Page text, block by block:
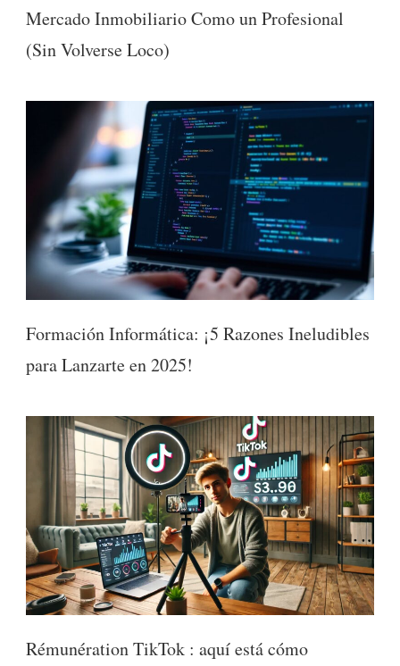
Mercado Inmobiliario Como un Profesional
(Sin Volverse Loco)
Formación Informática: ¡5 Razones Ineludibles
para Lanzarte en 2025!
Rémunération TikTok : aquí está cómo